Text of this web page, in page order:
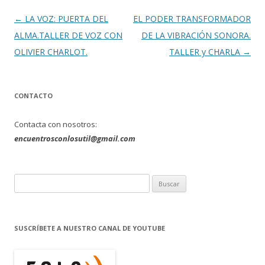
Navegación
de
entradas
← LA VOZ: PUERTA DEL
ALMA.TALLER DE VOZ CON
OLIVIER CHARLOT.
EL PODER TRANSFORMADOR
DE LA VIBRACIÓN SONORA.
TALLER y CHARLA →
CONTACTO
Contacta con nosotros:
encuentrosconlosutil@gmail.com
u
c
SUSCRÍBETE A NUESTRO CANAL DE YOUTUBE